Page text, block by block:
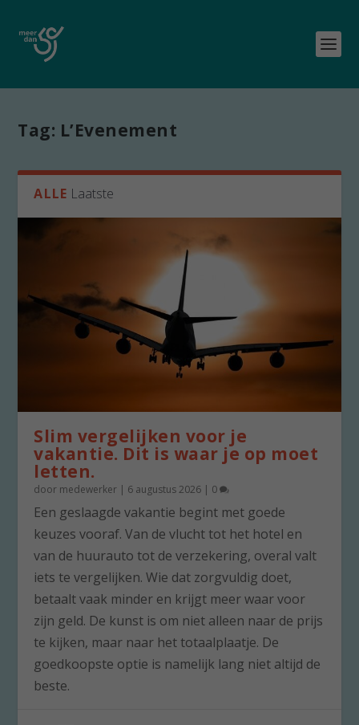
Tag: L’Evenement
ALLE Laatste
Slim vergelijken voor je
vakantie. Dit is waar je op moet
letten.
door medewerker | 6 augustus 2026 | 0
Een geslaagde vakantie begint met goede
keuzes vooraf. Van de vlucht tot het hotel en
van de huurauto tot de verzekering, overal valt
iets te vergelijken. Wie dat zorgvuldig doet,
betaalt vaak minder en krijgt meer waar voor
zijn geld. De kunst is om niet alleen naar de prijs
te kijken, maar naar het totaalplaatje. De
goedkoopste optie is namelijk lang niet altijd de
beste.